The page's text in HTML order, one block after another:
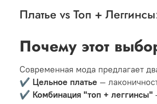
Платье vs Топ +
Почему этот
Современная мода предлагает
✔ Цельное платье —
✔ Комбинация "топ + леггинсы"